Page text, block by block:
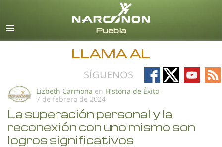
Español
Todas las Regiones/Idiomas
LLAMA AL
SÍGUENOS
Follow
on
Follow
on
Follow
on
on
Lizbeth Carmona en Historia de Éxito
7 de febrero de 2024
La superación personal y la
reconexión con uno mismo son
logros significativos